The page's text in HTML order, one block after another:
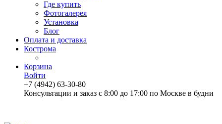
Где купить
Фотогалерея
Установка
Блог
Оплата и доставка
Кострома
Корзина
Войти
+7 (4942) 63-30-80
Консультации и заказ с 8:00 до 17:00 по Москве в будни